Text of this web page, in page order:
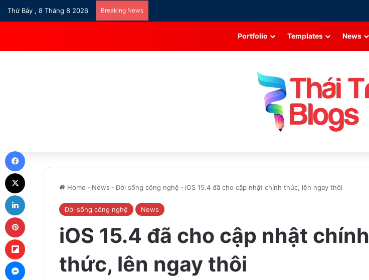
Thứ Bảy , 8 Tháng 8 2026 Breaking News
Portfolio Templates News
Home - News - Đời sống công nghệ - iOS 15.4 đã cho cập nhật chính thức, lên ngay thôi
Đời sống công nghệ News
iOS 15.4 đã cho cập nhật chính
thức, lên ngay thôi
Messenger